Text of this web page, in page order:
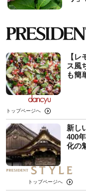
【
ス風
も簡
トップページへ
新し
400
化の
トップページへ